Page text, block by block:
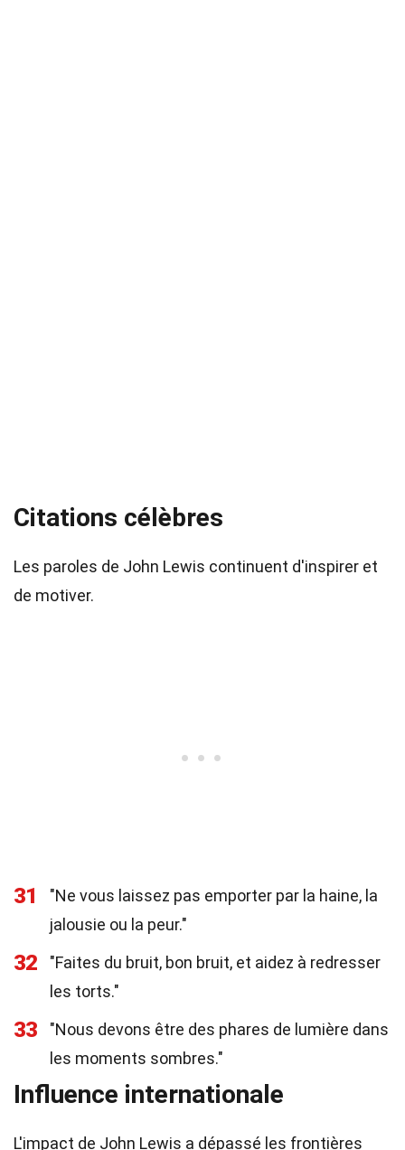
Citations célèbres
Les paroles de John Lewis continuent d'inspirer et
de motiver.
31
"Ne vous laissez pas emporter par la haine, la
jalousie ou la peur."
32
"Faites du bruit, bon bruit, et aidez à redresser
les torts."
33
"Nous devons être des phares de lumière dans
les moments sombres."
Influence internationale
L'impact de John Lewis a dépassé les frontières